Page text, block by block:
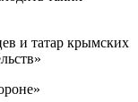
и татар крымских